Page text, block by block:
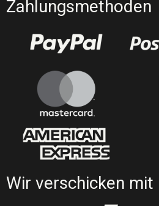
Zahlungsmethoden
Wir verschicken mit